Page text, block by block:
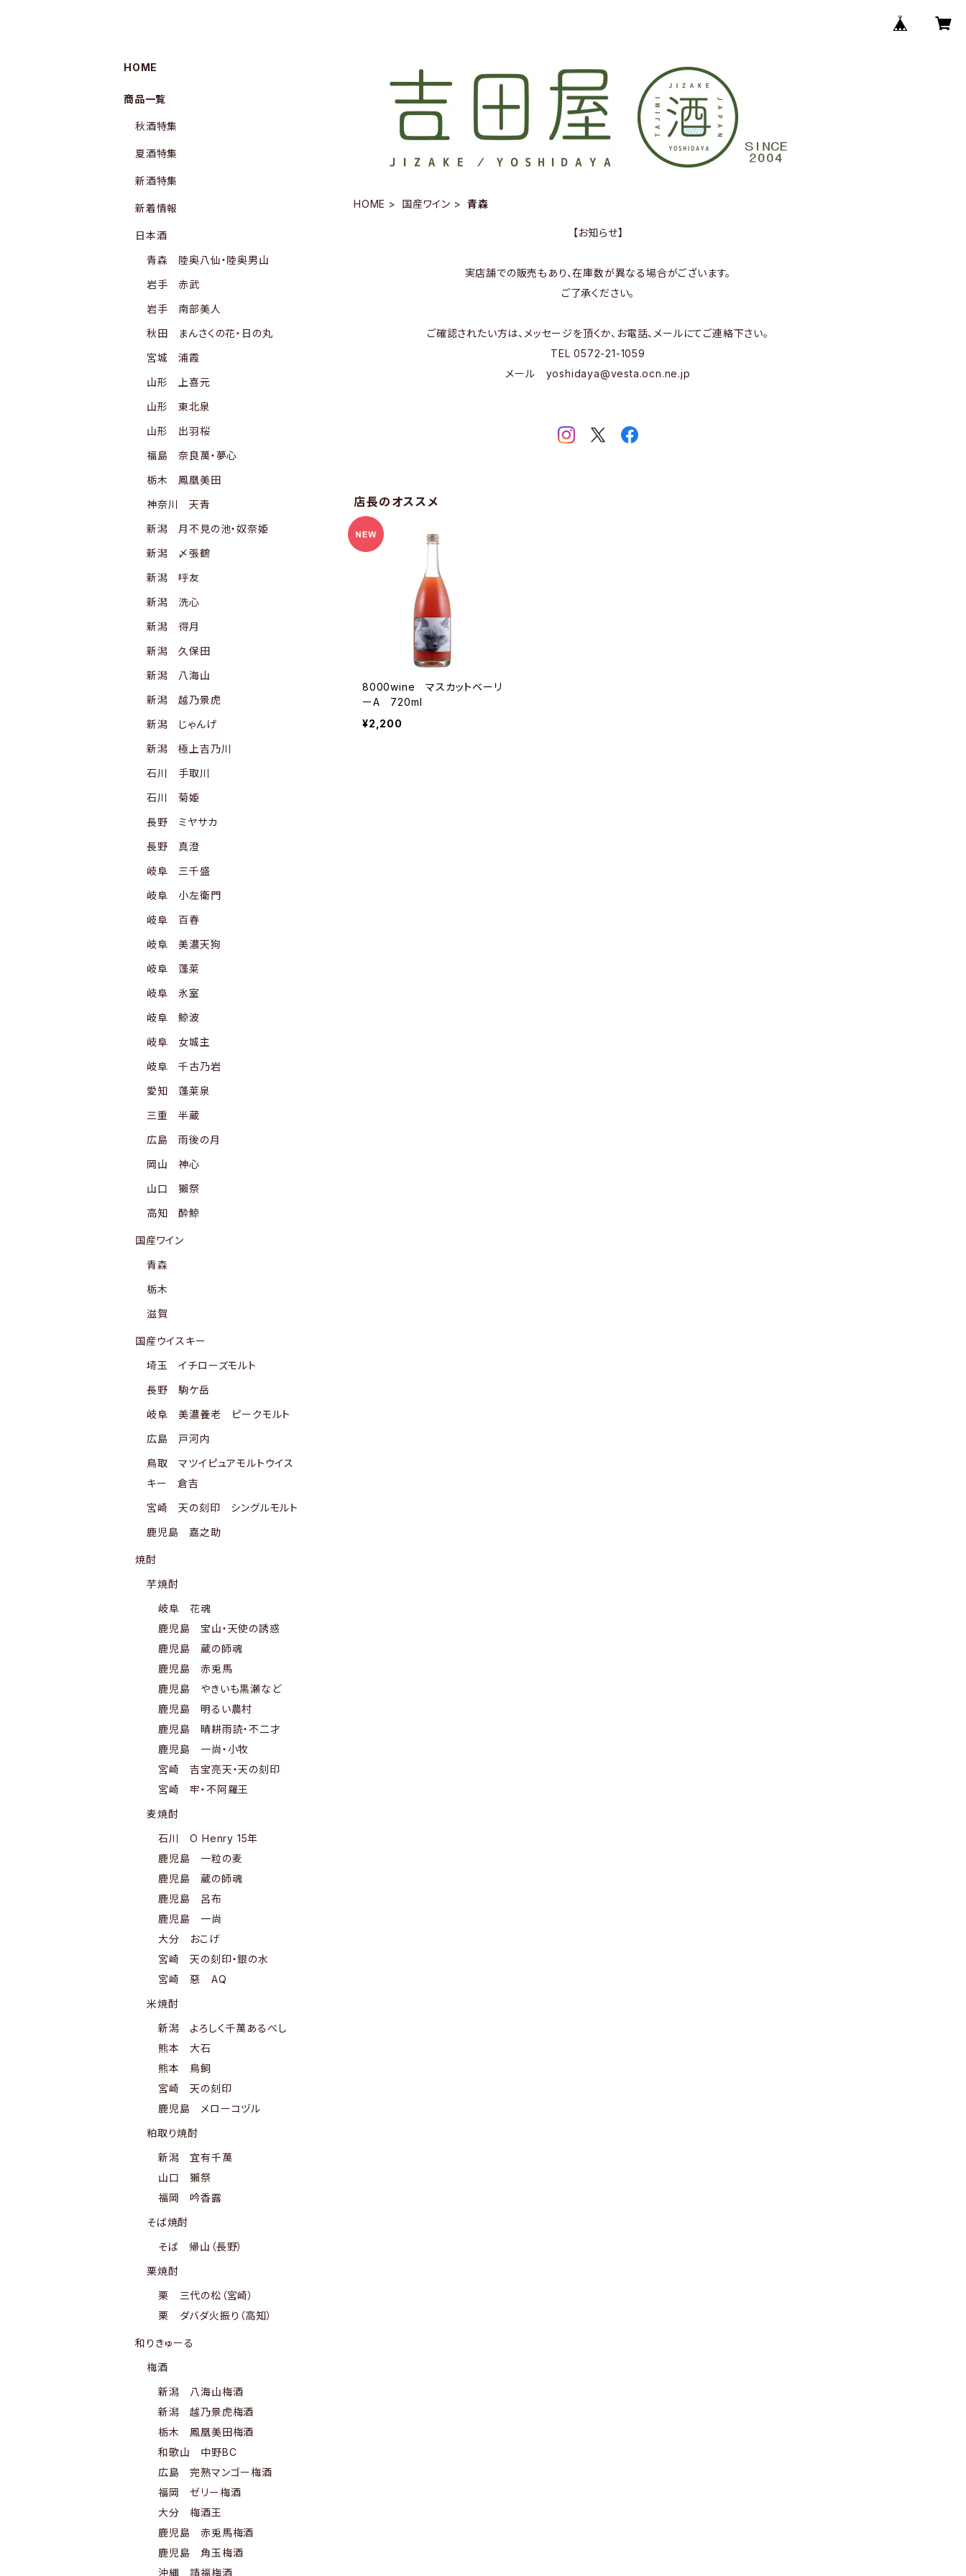
HOME 国産ワイン 青森
【お知らせ】
実店舗での販売もあり、在庫数が異なる場合がございます。
ご了承ください。
ご確認されたい方は、メッセージを頂くか、お電話、メールにてご連絡下さい。
TEL 0572-21-1059
メール yoshidaya@vesta.ocn.ne.jp
店長のオススメ
8000wine マスカットベーリ
ーA 720ml
¥2,200
HOME
商品一覧
秋酒特集
夏酒特集
新酒特集
新着情報
日本酒
青森 陸奥八仙・陸奥男山
岩手 赤武
岩手 南部美人
秋田 まんさくの花・日の丸
宮城 浦霞
山形 上喜元
山形 東北泉
山形 出羽桜
福島 奈良萬・夢心
栃木 鳳凰美田
神奈川 天青
新潟 月不見の池・奴奈姫
新潟 〆張鶴
新潟 呼友
新潟 洗心
新潟 得月
新潟 久保田
新潟 八海山
新潟 越乃景虎
新潟 じゃんげ
新潟 極上吉乃川
石川 手取川
石川 菊姫
長野 ミヤサカ
長野 真澄
岐阜 三千盛
岐阜 小左衛門
岐阜 百春
岐阜 美濃天狗
岐阜 蓬莱
岐阜 氷室
岐阜 鯨波
岐阜 女城主
岐阜 千古乃岩
愛知 蓬莱泉
三重 半蔵
広島 雨後の月
岡山 神心
山口 獺祭
高知 酔鯨
国産ワイン
青森
栃木
滋賀
国産ウイスキー
埼玉 イチローズモルト
長野 駒ケ岳
岐阜 美濃養老 ピークモルト
広島 戸河内
鳥取 マツイピュアモルトウイス
キー 倉吉
宮崎 天の刻印 シングルモルト
鹿児島 嘉之助
焼酎
芋焼酎
岐阜 花魂
鹿児島 宝山・天使の誘惑
鹿児島 蔵の師魂
鹿児島 赤兎馬
鹿児島 やきいも黒瀬など
鹿児島 明るい農村
鹿児島 晴耕雨読・不二才
鹿児島 一尚・小牧
宮崎 吉宝亮天・天の刻印
宮崎 牢・不阿羅王
麦焼酎
石川 O Henry 15年
鹿児島 一粒の麦
鹿児島 蔵の師魂
鹿児島 呂布
鹿児島 一尚
大分 おこげ
宮崎 天の刻印・銀の水
宮崎 惡 AQ
米焼酎
新潟 よろしく千萬あるべし
熊本 大石
熊本 鳥飼
宮崎 天の刻印
鹿児島 メローコヅル
粕取り焼酎
新潟 宜有千萬
山口 獺祭
福岡 吟香露
そば焼酎
そば 帰山（長野）
栗焼酎
栗 三代の松（宮崎）
栗 ダバダ火振り（高知）
和りきゅーる
梅酒
新潟 八海山梅酒
新潟 越乃景虎梅酒
栃木 鳳凰美田梅酒
和歌山 中野BC
広島 完熟マンゴー梅酒
福岡 ゼリー梅酒
大分 梅酒王
鹿児島 赤兎馬梅酒
鹿児島 角玉梅酒
沖縄 請福梅酒